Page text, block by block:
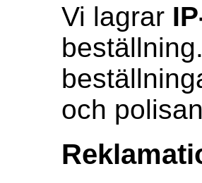
Vi lagrar
och